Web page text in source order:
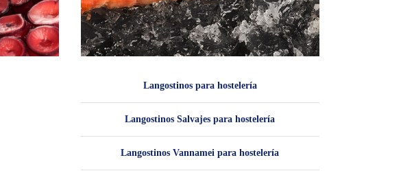
Langostinos para hostelería
Langostinos Salvajes para hostelería
Langostinos Vannamei para hostelería